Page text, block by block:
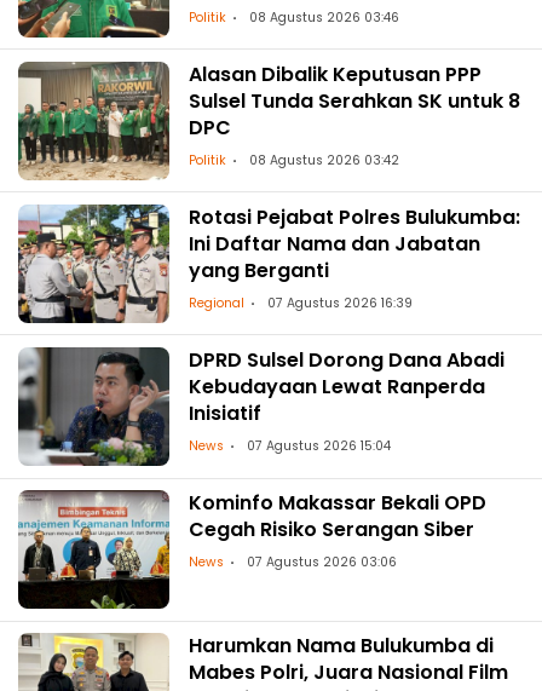
Politik 08 Agustus 2026 03:46
Alasan Dibalik Keputusan PPP
Sulsel Tunda Serahkan SK untuk 8
DPC
Politik 08 Agustus 2026 03:42
Rotasi Pejabat Polres Bulukumba:
Ini Daftar Nama dan Jabatan
yang Berganti
Regional 07 Agustus 2026 16:39
DPRD Sulsel Dorong Dana Abadi
Kebudayaan Lewat Ranperda
Inisiatif
News 07 Agustus 2026 15:04
Kominfo Makassar Bekali OPD
Cegah Risiko Serangan Siber
News 07 Agustus 2026 03:06
Harumkan Nama Bulukumba di
Mabes Polri, Juara Nasional Film